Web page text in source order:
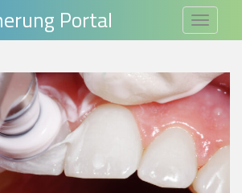
Portal